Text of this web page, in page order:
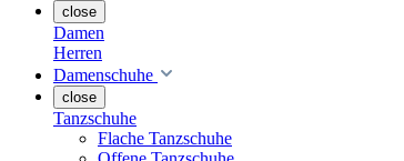
close
Damen
Herren
Damenschuhe
close
Tanzschuhe
Flache Tanzschuhe